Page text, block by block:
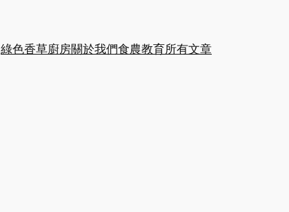
綠色香草廚房關於我們食農教育所有文章